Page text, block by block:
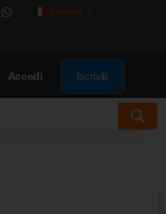
Italiano
Accedi Iscriviti